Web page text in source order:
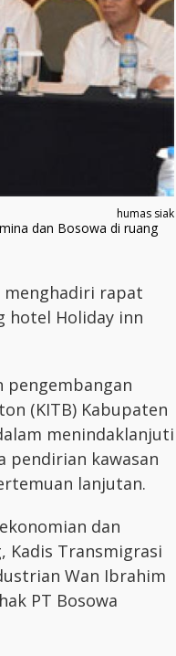
humas siak
dan Bosowa di ruang
menghadiri rapat
hotel Holiday inn
pengembangan
(KITB) Kabupaten
menindaklanjuti
pendirian kawasan
lanjutan.
dan
Kadis Transmigrasi
Wan Ibrahim
PT Bosowa